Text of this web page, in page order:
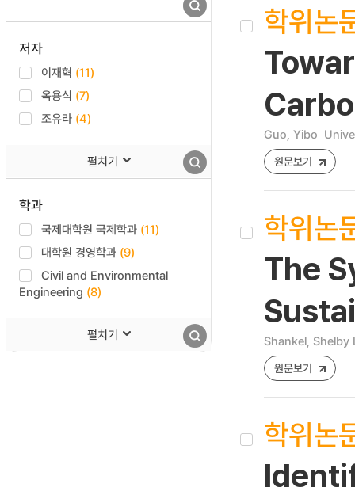
저자
이재혁 (11)
옥용식 (7)
조유라 (4)
펼치기
학과
국제대학원 국제학과 (11)
대학원 경영학과 (9)
Civil and Environmental
Engineering (8)
펼치기
학위논
Guo, Yibo
원문보기
학위논
The
Shankel, Shelby
원문보기
학위논